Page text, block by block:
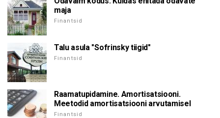
maja
Finantsid
Talu asula "Sofrinsky tiigid"
Finantsid
Raamatupidamine. Amortisatsiooni.
Meetodid amortisatsiooni arvutamisel
Finantsid